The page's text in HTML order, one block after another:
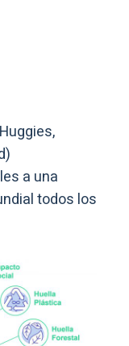
a una
todos los